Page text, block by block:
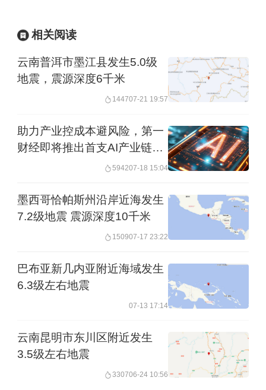
相关阅读
云南普洱市墨江县发生5.0级
地震，震源深度6千米
144707-21 19:57
助力产业控成本避风险，第一
财经即将推出首支AI产业链大
594207-18 15:04
墨西哥恰帕斯州沿岸近海发生
7.2级地震 震源深度10千米
150907-17 23:22
巴布亚新几内亚附近海域发生
6.3级左右地震
07-13 17:14
云南昆明市东川区附近发生
3.5级左右地震
330706-24 10:56